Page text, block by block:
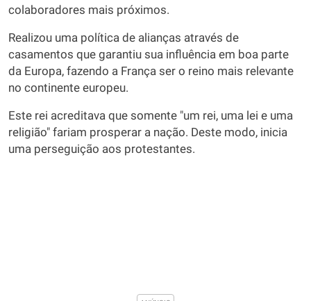
colaboradores mais próximos.
Realizou uma política de alianças através de
casamentos que garantiu sua influência em boa parte
da Europa, fazendo a França ser o reino mais relevante
no continente europeu.
Este rei acreditava que somente "um rei, uma lei e uma
religião" fariam prosperar a nação. Deste modo, inicia
uma perseguição aos protestantes.